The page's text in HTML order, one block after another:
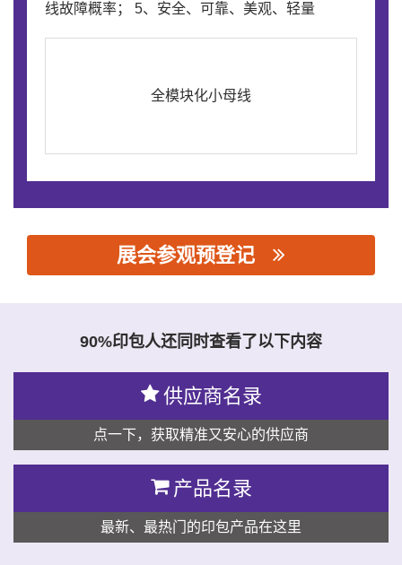
线故障概率； 5、安全、可靠、美观、轻量
全模块化小母线
展会参观预登记
90%印包人还同时查看了以下内容
供应商名录
点一下，获取精准又安心的供应商
产品名录
最新、最热门的印包产品在这里